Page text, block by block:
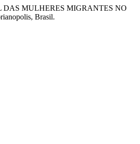
DAS MULHERES MIGRANTES NO
Brasil.